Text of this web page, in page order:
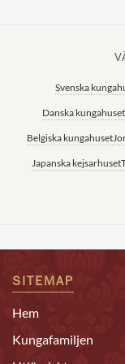
Svenska
Danska kungahuset
Belgiska kungahuset
Japanska kejsarhuset
SITEMAP
Hem
Kungafamiljen